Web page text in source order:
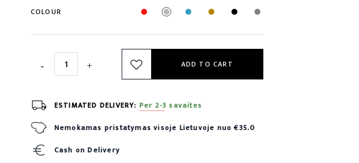
COLOUR
ADD TO CART
ESTIMATED DELIVERY: Per 2-3 savaites
Nemokamas pristatymas visoje Lietuvoje nuo €35.0
Cash on Delivery